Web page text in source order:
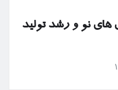
۹۱۲؛ انرژی های نو و رشد تولید